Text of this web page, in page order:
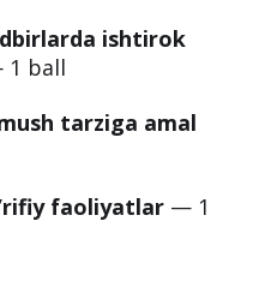
ishtirok
1 ball
tarziga amal
faoliyatlar — 1